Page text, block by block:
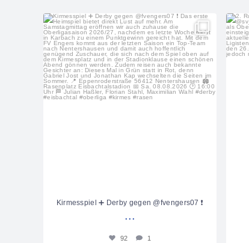
sportfreunde_eisbachtal
Aug. 5
Kirmesspiel ➕ Derby gegen @fvengers07 ❗️
...
92 1